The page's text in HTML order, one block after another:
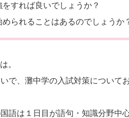
すれば良いでしょうか？
られることはあるのでしょうか
。
で、灘中学の入試対策について
語は１日目が語句・知識分野中